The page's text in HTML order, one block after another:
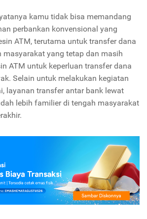
kamu tidak bisa memandang
perbankan konvensional yang
ATM, terutama untuk transfer dana
masyarakat yang tetap dan masih
ATM untuk keperluan transfer dana
Selain untuk melakukan kegiatan
layanan transfer antar bank lewat
lebih familier di tengah masyarakat